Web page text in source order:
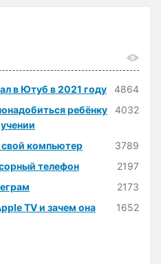
в Ютуб в 2021 году
4864
ребёнку
4032
свой компьютер
3789
телефон
2197
2173
TV и зачем она
1652